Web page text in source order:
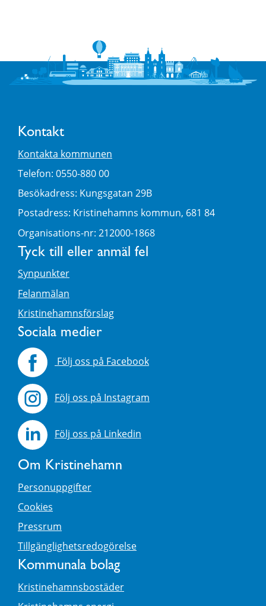
Kontakt
Kontakta kommunen
Telefon: 0550-880 00
Besökadress: Kungsgatan 29B
Postadress: Kristinehamns kommun, 681 84
Organisations-nr: 212000-1868
Tyck till eller anmäl fel
Synpunkter
Felanmälan
Kristinehamnsförslag
Sociala medier
Följ oss på Facebook
Följ oss på Instagram
Följ oss på Linkedin
Om Kristinehamn
Personuppgifter
Cookies
Pressrum
Tillgänglighetsredogörelse
Kommunala bolag
Kristinehamnsbostäder